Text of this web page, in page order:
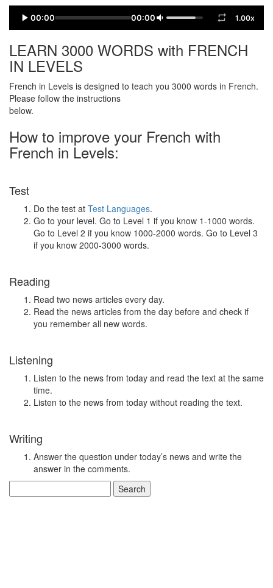
00:00 00:00 1.00x
LEARN 3000 WORDS with FRENCH
IN LEVELS
French in Levels is designed to teach you 3000 words in French.
Please follow the instructions
below.
How to improve your French with
French in Levels:
Test
Do the test at Test Languages.
Go to your level. Go to Level 1 if you know 1-1000 words.
Go to Level 2 if you know 1000-2000 words. Go to Level 3
if you know 2000-3000 words.
Reading
Read two news articles every day.
Read the news articles from the day before and check if
you remember all new words.
Listening
Listen to the news from today and read the text at the same
time.
Listen to the news from today without reading the text.
Writing
Answer the question under today’s news and write the
answer in the comments.
for: